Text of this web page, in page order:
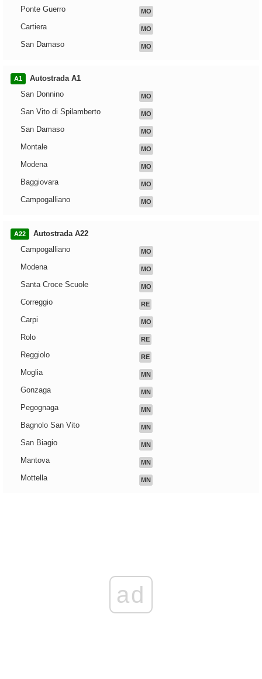
Ponte Guerro
MO
Cartiera MO
San Damaso MO
A1
Autostrada A1
San Donnino
MO
San Vito di Spilamberto MO
San Damaso MO
Montale MO
Modena MO
Baggiovara MO
Campogalliano MO
A22
Autostrada A22
Campogalliano
MO
Modena MO
Santa Croce Scuole MO
Correggio RE
Carpi MO
Rolo RE
Reggiolo RE
Moglia MN
Gonzaga MN
Pegognaga MN
Bagnolo San Vito MN
San Biagio MN
Mantova MN
Mottella MN
ad